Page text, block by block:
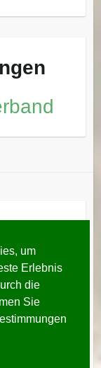
um
Erlebnis
die
Sie